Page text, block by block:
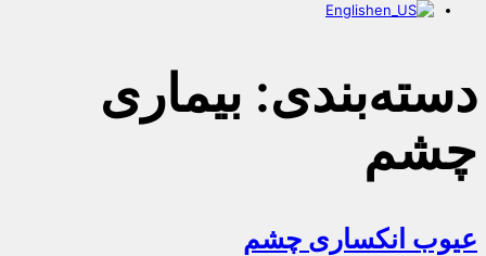
English
دسته‌بندی: بیماری
چشم
عیوب انکساری چشم